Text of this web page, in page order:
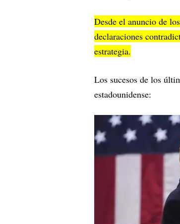
Desde el anuncio de
declaraciones
estrategia.
Los sucesos de los
estadounidense: